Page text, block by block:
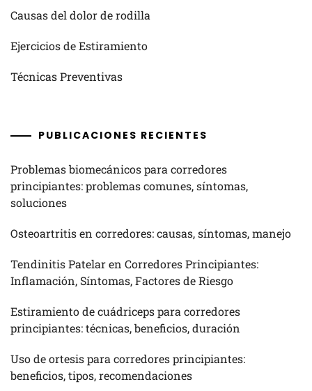
Causas del dolor de rodilla
Ejercicios de Estiramiento
Técnicas Preventivas
PUBLICACIONES RECIENTES
Problemas biomecánicos para corredores
principiantes: problemas comunes, síntomas,
soluciones
Osteoartritis en corredores: causas, síntomas, manejo
Tendinitis Patelar en Corredores Principiantes:
Inflamación, Síntomas, Factores de Riesgo
Estiramiento de cuádriceps para corredores
principiantes: técnicas, beneficios, duración
Uso de ortesis para corredores principiantes:
beneficios, tipos, recomendaciones